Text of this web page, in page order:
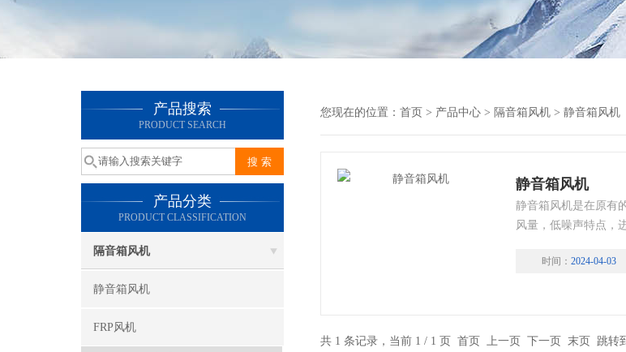
产品搜索
PRODUCT SEARCH
产品分类
PRODUCT CLASSIFICATION
隔音箱风机
静音箱风机
FRP风机
您现在的位置： 首页 > 产品中心 > 隔音箱风机 > 静音箱风机
静音箱风机
静音箱风机是在原有的
风量，低噪声特点
型千叶涡轮设计，
时间： 2024-04-03
共 1 条记录，当前 1 / 1 页 首页 上一页 下一页 末页 跳转